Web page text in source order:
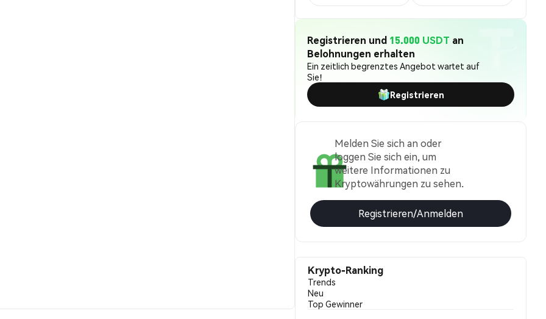
Registrieren und 15.000 USDT an
Belohnungen erhalten
Ein zeitlich begrenztes Angebot wartet auf
Sie!
Registrieren
Melden Sie sich an oder
loggen Sie sich ein, um
weitere Informationen zu
Kryptowährungen zu sehen.
Registrieren/Anmelden
Krypto-Ranking
Trends
Neu
Top Gewinner